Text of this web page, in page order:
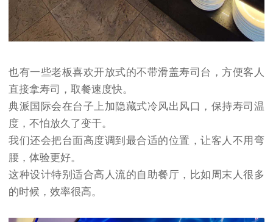
也有一些老板喜欢开放式的不带滑盖寿司台，方便客人
直接拿寿司，取餐速度快。
典派国际会在台子上加隐藏式冷风出风口，保持寿司温
度，不怕放久了变干。
我们还会把台面高度调到最合适的位置，让客人不用弯
腰，体验更好。
这种设计特别适合高人流的自助餐厅，比如周末人很多
的时候，效率很高。